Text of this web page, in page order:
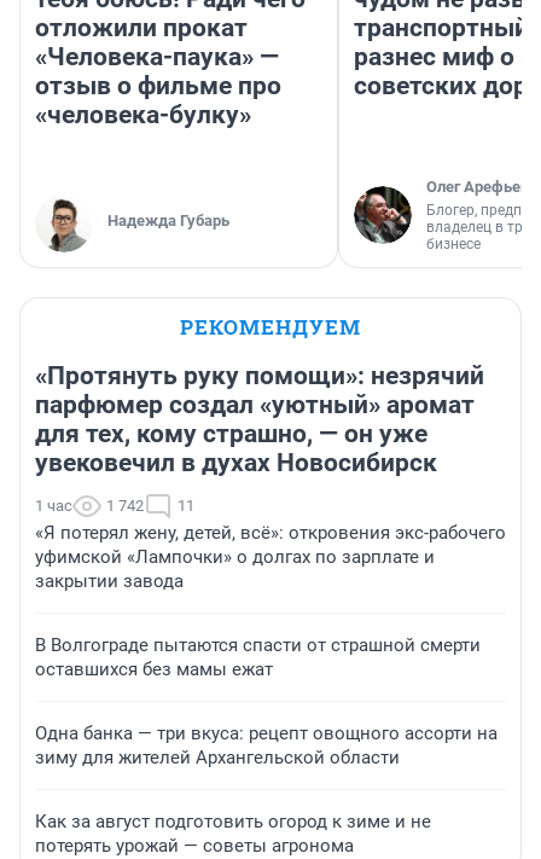
отложили прокат
«Человека-паука» —
отзыв о фильме про
«человека-булку»
Надежда Губарь
транспортный
разнес миф о
советских
Олег Арефьев
Блогер,
владелец в
бизнесе
РЕКОМЕНДУЕМ
«Протянуть руку помощи»: незрячий
парфюмер создал «уютный» аромат
для тех, кому страшно, — он уже
увековечил в духах Новосибирск
1 час 1 742 11
«Я потерял жену, детей, всё»: откровения экс-рабочего
уфимской «Лампочки» о долгах по зарплате и
закрытии завода
В Волгограде пытаются спасти от страшной смерти
оставшихся без мамы ежат
Одна банка — три вкуса: рецепт овощного ассорти на
зиму для жителей Архангельской области
Как за август подготовить огород к зиме и не
потерять урожай — советы агронома